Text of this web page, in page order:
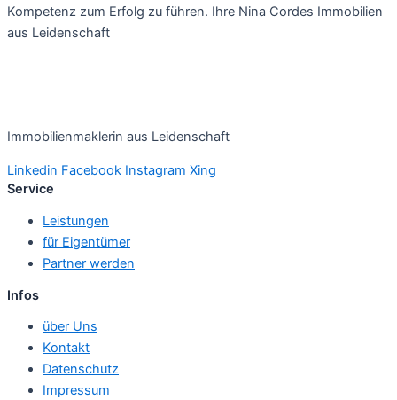
Kompetenz zum Erfolg zu führen. Ihre Nina Cordes Immobilien
aus Leidenschaft
Immobilienmaklerin aus Leidenschaft
Linkedin Facebook Instagram Xing
Service
Leistungen
für Eigentümer
Partner werden
Infos
über Uns
Kontakt
Datenschutz
Impressum